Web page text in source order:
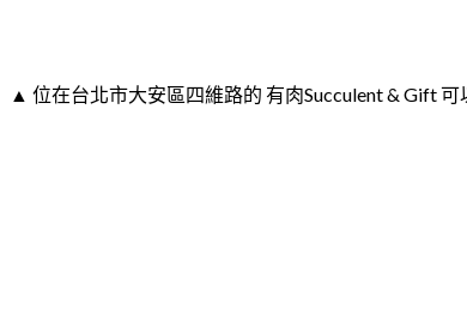
▲ 位在台北市大安區四維路的 有肉Succulent & Gift